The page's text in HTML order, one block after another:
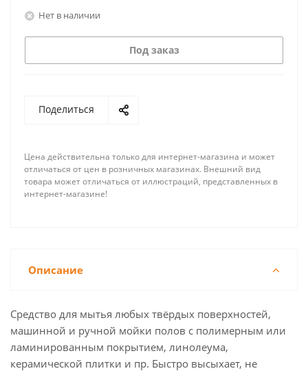
Нет в наличии
Под заказ
Поделиться
Цена действительна только для интернет-магазина и может
отличаться от цен в розничных магазинах. Внешний вид
товара может отличаться от иллюстраций, представленных в
интернет-магазине!
Описание
Средство для мытья любых твёрдых поверхностей,
машинной и ручной мойки полов с полимерным или
ламинированным покрытием, линолеума,
керамической плитки и пр. Быстро высыхает, не